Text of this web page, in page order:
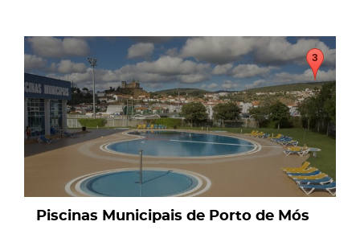
page
Piscinas Municipais de Porto de Mós